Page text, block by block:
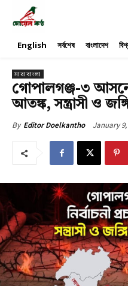
English সর্বশেষ বাংলাদেশ
সারাবাংলা
গোপালগঞ্জ-৩ আসনে
আতঙ্ক, সন্ত্রাসী ও
By Editor Doelkantho January 9,